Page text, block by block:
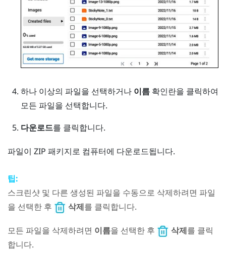
하나 이상의 파일을 선택하거나 이름확인란을 클릭하여
모든 파일을 선택합니다.
다운로드를 클릭합니다.
파일이 ZIP 패키지로 컴퓨터에 다운로드됩니다.
팁:
스크린샷 및 다른 생성된 파일을 수동으로 삭제하려면 파일
을 선택한 후
삭제를 클릭합니다.
모든 파일을 삭제하려면 이름을 선택한 후 삭제를 클릭
합니다.